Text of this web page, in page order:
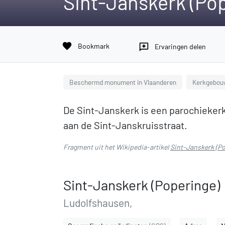
favorite Bookmark reviews Ervaringen delen
Beschermd monument in Vlaanderen
De Sint-Janskerk is een
aan de Sint-Janskruisstraat.
Fragment uit het Wikipedia-artikelSint-Janskerk
Sint-Janskerk (Poperinge)
Ludolfshausen,